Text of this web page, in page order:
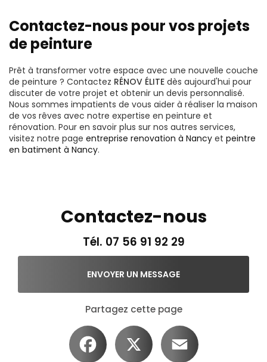
Contactez-nous pour vos projets
de peinture
Prêt à transformer votre espace avec une nouvelle couche
de peinture ? Contactez RÉNOV ÉLITE dès aujourd'hui pour
discuter de votre projet et obtenir un devis personnalisé.
Nous sommes impatients de vous aider à réaliser la maison
de vos rêves avec notre expertise en peinture et
rénovation. Pour en savoir plus sur nos autres services,
visitez notre page entreprise renovation à Nancy et peintre
en batiment à Nancy.
Contactez-nous
Tél. 07 56 91 92 29
ENVOYER UN MESSAGE
Partagez cette page
Facebook